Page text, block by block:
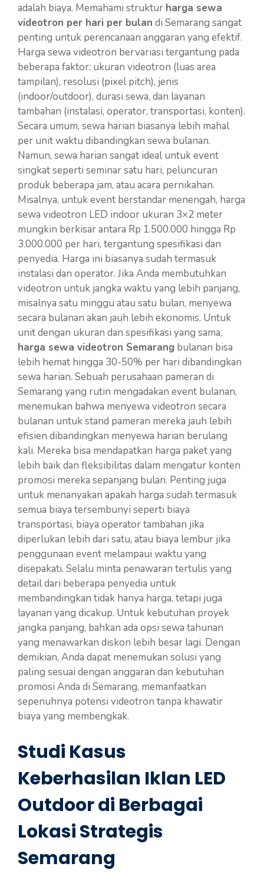
adalah biaya. Memahami struktur harga sewa
videotron per hari per bulan di Semarang sangat
penting untuk perencanaan anggaran yang efektif.
Harga sewa videotron bervariasi tergantung pada
beberapa faktor: ukuran videotron (luas area
tampilan), resolusi (pixel pitch), jenis
(indoor/outdoor), durasi sewa, dan layanan
tambahan (instalasi, operator, transportasi, konten).
Secara umum, sewa harian biasanya lebih mahal
per unit waktu dibandingkan sewa bulanan.
Namun, sewa harian sangat ideal untuk event
singkat seperti seminar satu hari, peluncuran
produk beberapa jam, atau acara pernikahan.
Misalnya, untuk event berstandar menengah, harga
sewa videotron LED indoor ukuran 3×2 meter
mungkin berkisar antara Rp 1.500.000 hingga Rp
3.000.000 per hari, tergantung spesifikasi dan
penyedia. Harga ini biasanya sudah termasuk
instalasi dan operator. Jika Anda membutuhkan
videotron untuk jangka waktu yang lebih panjang,
misalnya satu minggu atau satu bulan, menyewa
secara bulanan akan jauh lebih ekonomis. Untuk
unit dengan ukuran dan spesifikasi yang sama,
harga sewa videotron Semarang bulanan bisa
lebih hemat hingga 30-50% per hari dibandingkan
sewa harian. Sebuah perusahaan pameran di
Semarang yang rutin mengadakan event bulanan,
menemukan bahwa menyewa videotron secara
bulanan untuk stand pameran mereka jauh lebih
efisien dibandingkan menyewa harian berulang
kali. Mereka bisa mendapatkan harga paket yang
lebih baik dan fleksibilitas dalam mengatur konten
promosi mereka sepanjang bulan. Penting juga
untuk menanyakan apakah harga sudah termasuk
semua biaya tersembunyi seperti biaya
transportasi, biaya operator tambahan jika
diperlukan lebih dari satu, atau biaya lembur jika
penggunaan event melampaui waktu yang
disepakati. Selalu minta penawaran tertulis yang
detail dari beberapa penyedia untuk
membandingkan tidak hanya harga, tetapi juga
layanan yang dicakup. Untuk kebutuhan proyek
jangka panjang, bahkan ada opsi sewa tahunan
yang menawarkan diskon lebih besar lagi. Dengan
demikian, Anda dapat menemukan solusi yang
paling sesuai dengan anggaran dan kebutuhan
promosi Anda di Semarang, memanfaatkan
sepenuhnya potensi videotron tanpa khawatir
biaya yang membengkak.
Studi Kasus
Keberhasilan Iklan LED
Outdoor di Berbagai
Lokasi Strategis
Semarang